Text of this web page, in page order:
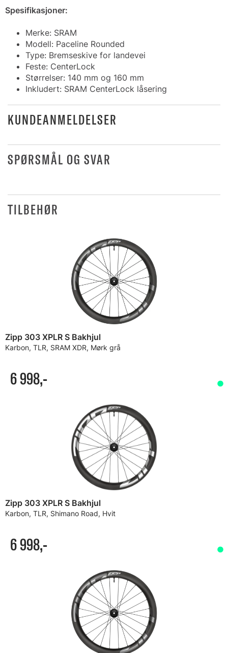
Spesifikasjoner:
Merke: SRAM
Modell: Paceline Rounded
Type: Bremseskive for landevei
Feste: CenterLock
Størrelser: 140 mm og 160 mm
Inkludert: SRAM CenterLock låsering
KUNDEANMELDELSER
SPØRSMÅL OG SVAR
TILBEHØR
Zipp 303 XPLR S Bakhjul
Karbon, TLR, SRAM XDR, Mørk grå
6 998,-
Zipp 303 XPLR S Bakhjul
Karbon, TLR, Shimano Road, Hvit
6 998,-